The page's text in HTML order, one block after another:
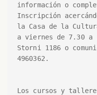
información o
Inscripción
la Casa de la
a viernes de 7.30
Storni 1186 o
4960362.
Los cursos y